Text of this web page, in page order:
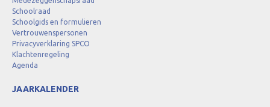
Schoolraad
Schoolgids en formulieren
Vertrouwenspersonen
Privacyverklaring SPCO
Klachtenregeling
Agenda
JAARKALENDER